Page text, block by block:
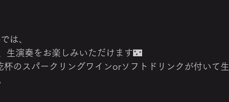
は、
生演奏をお楽しみいただけます🌃
のスパークリングワインorソフトドリンクが付いて生